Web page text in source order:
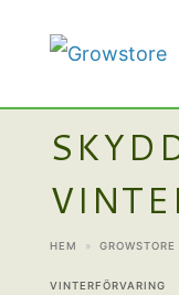
HEM »
VINTERFÖRVARING